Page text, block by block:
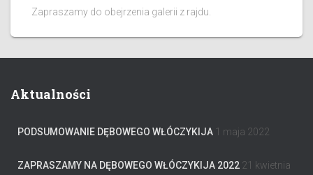
Zapraszamy do obejrzenia galerii z rajdu.
Aktualności
PODSUMOWANIE DĘBOWEGO WŁÓCZYKIJA 1 maja 2022
ZAPRASZAMY NA DĘBOWEGO WŁÓCZYKIJA 2022 21 kwietnia